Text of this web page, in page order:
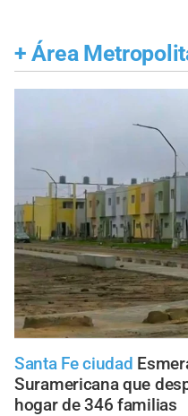
+ Área
Santa Fe ciudad
Suramericana que
hogar de 346 familias